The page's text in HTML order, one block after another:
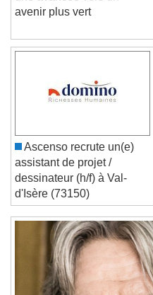
Text Edge
Font Family
Reset
Done
Close Modal Dialog
End of dialog window.
une avancée vers un
Ascenso recrute un(e)
assistant de projet /
dessinateur (h/f) à Val-
d'Isère (73150)